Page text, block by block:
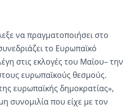
να πραγματοποιήσει στο
το Ευρωπαϊκό
στις εκλογές του Μαΐου– την
ευρωπαϊκούς θεσμούς.
ευρωπαϊκής δημοκρατίας»,
συνομιλία που είχε με τον